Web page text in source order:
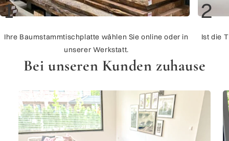
1
Ihre Baumstammtischplatte wählen Sie online oder in
unserer Werkstatt.
2
Ist die
Bei unseren Kunden zuhause